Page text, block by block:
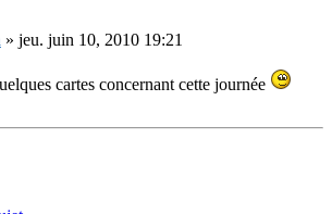
» jeu. juin 10, 2010 19:21
cartes concernant cette journée